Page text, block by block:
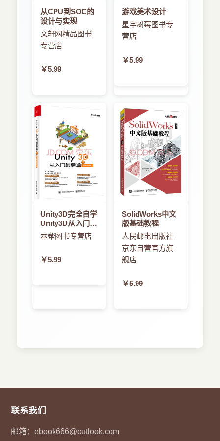
从CPU到SOC的
设计与实现
文轩网精品图书
专营店
￥5.99
游戏美术设计
星宇树莓图书专
营店
￥5.99
Unity3D完全自学
Unity3D从入门到
精通
本帮图书专营店
￥5.99
SolidWorks中文
版基础教程
人民邮电出版社
京东自营官方旗
舰店
￥5.99
联系我们
邮箱：ebook666@outlook.com